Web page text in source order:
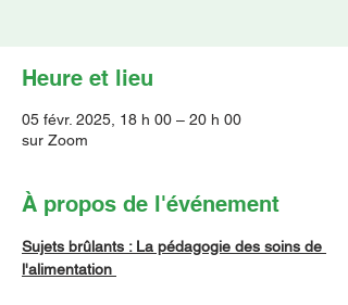
Heure et lieu
05 févr. 2025, 18 h 00 – 20 h 00
sur Zoom
À propos de l'événement
Sujets brûlants : La pédagogie des soins de
l'alimentation